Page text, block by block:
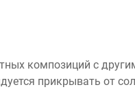
композиций с
прикрывать от